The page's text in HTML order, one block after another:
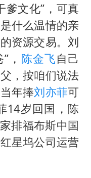
爹文化”，可真
什么温情的亲
资源交易。刘
， 陈金飞自己
，按咱们说法
年捧刘亦菲可
14岁回国，陈
排福布斯中国
星坞公司运营